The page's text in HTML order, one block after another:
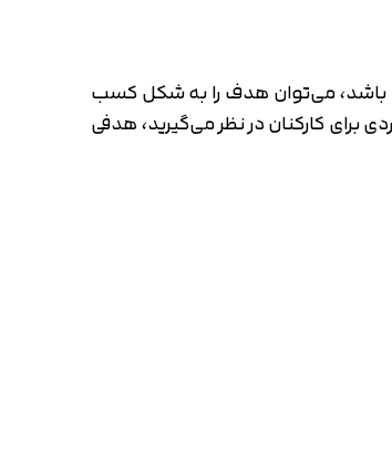
باشد، می‌توان هدف را به شکل کسب
کارکنان در نظر می‌گیرید، هدفی